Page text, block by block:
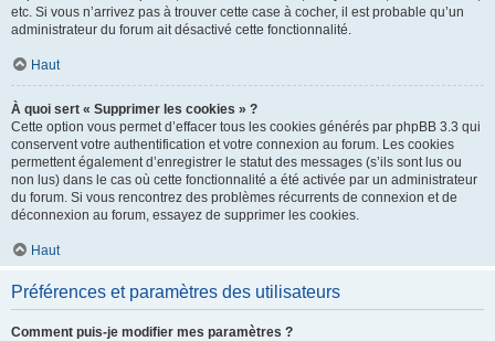
etc. Si vous n’arrivez pas à trouver cette case à cocher, il est probable qu’un
administrateur du forum ait désactivé cette fonctionnalité.
Haut
À quoi sert « Supprimer les cookies » ?
Cette option vous permet d’effacer tous les cookies générés par phpBB 3.3 qui
conservent votre authentification et votre connexion au forum. Les cookies
permettent également d’enregistrer le statut des messages (s’ils sont lus ou
non lus) dans le cas où cette fonctionnalité a été activée par un administrateur
du forum. Si vous rencontrez des problèmes récurrents de connexion et de
déconnexion au forum, essayez de supprimer les cookies.
Haut
Préférences et paramètres des utilisateurs
Comment puis-je modifier mes paramètres ?